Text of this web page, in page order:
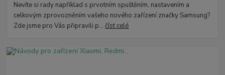
Nevíte si rady například s prvotním spuštěním, nastavením a
celkovým zprovozněním vašeho nového zařízení značky Samsung?
Zde jsme pro Vás připravili p...číst celé